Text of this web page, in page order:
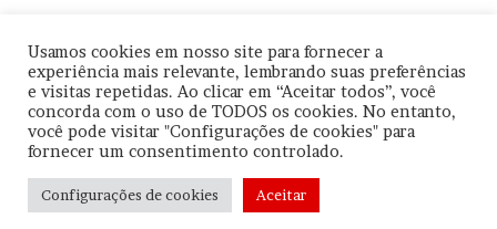
© Copyright2026, Todos os direitos reservados | |Termos de
Uso|Política de Privacidade| CNPJ: 57.671.561/0001-30 |
Orgulhosamente hospedado porBe Agência Digital
FacebookYouTube
Usamos cookies em nosso site para fornecer a
experiência mais relevante, lembrando suas preferências
e visitas repetidas. Ao clicar em “Aceitar todos”, você
concorda com o uso de TODOS os cookies. No entanto,
você pode visitar "Configurações de cookies" para
fornecer um consentimento controlado.
Configurações de cookies Aceitar